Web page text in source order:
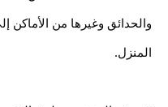
المنزل.